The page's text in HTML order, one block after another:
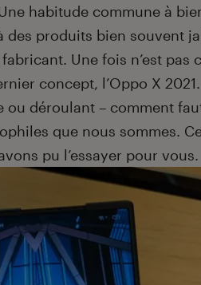
habitude commune à
des produits bien souvent
Une fois n’est pas
concept, l’Oppo X
déroulant – comment
que nous sommes.
pu l’essayer pour vous.